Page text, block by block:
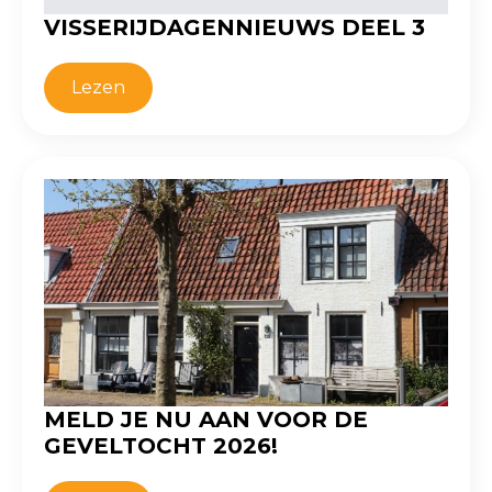
VISSERIJDAGENNIEUWS DEEL 3
Lezen
MELD JE NU AAN VOOR DE
GEVELTOCHT 2026!